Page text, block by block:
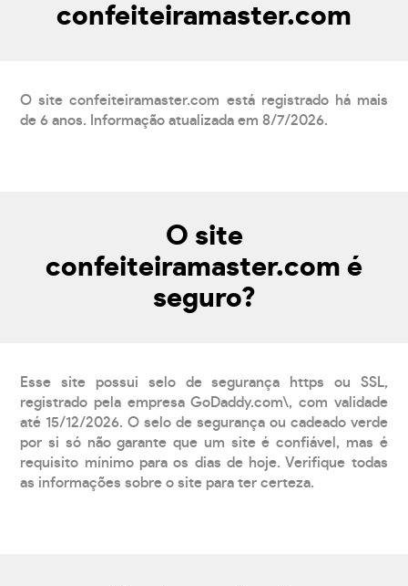
confeiteiramaster.com
O site confeiteiramaster.com está registrado há mais
de 6 anos. Informação atualizada em 8/7/2026.
O site
confeiteiramaster.com é
seguro?
Esse site possui selo de segurança https ou SSL,
registrado pela empresa GoDaddy.com\, com validade
até 15/12/2026. O selo de segurança ou cadeado verde
por si só não garante que um site é confiável, mas é
requisito mínimo para os dias de hoje. Verifique todas
as informações sobre o site para ter certeza.